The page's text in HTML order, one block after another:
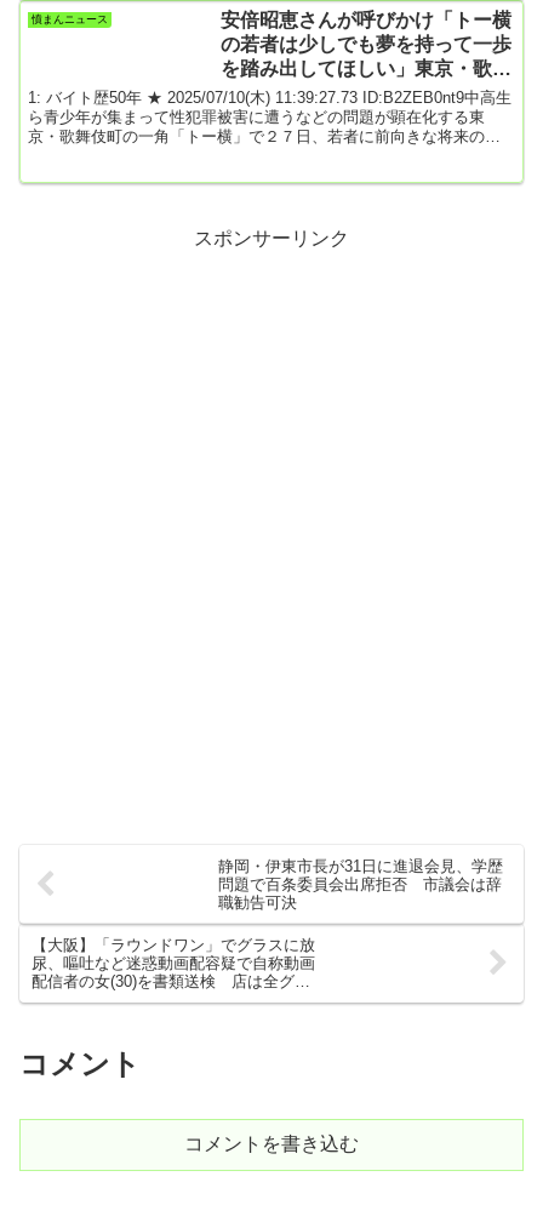
も発達して、40代でも産むことができる」と語った上で「でも、60
代、70代はさすがになかなか難しい」と説明した第一声を巡って、
神谷氏は少子化対策に言及...
憤まんニュース
安倍昭恵さんが呼びかけ「トー横
の若者は少しでも夢を持って一歩
を踏み出してほしい」東京・歌舞
伎町でイベント
1: バイト歴50年 ★ 2025/07/10(木) 11:39:27.73 ID:B2ZEB0nt9中高生
ら青少年が集まって性犯罪被害に遭うなどの問題が顕在化する東
京・歌舞伎町の一角「トー横」で２７日、若者に前向きな将来の夢
開催された。昭恵氏は「パパ活などをき...
スポンサーリンク
静岡・伊東市長が31日に進退会見、学歴
問題で百条委員会出席拒否 市議会は辞
職勧告可決
【大阪】「ラウンドワン」でグラスに放
尿、嘔吐など迷惑動画配容疑で自称動画
配信者の女(30)を書類送検 店は全グラ
ス廃棄
コメント
コメントを書き込む